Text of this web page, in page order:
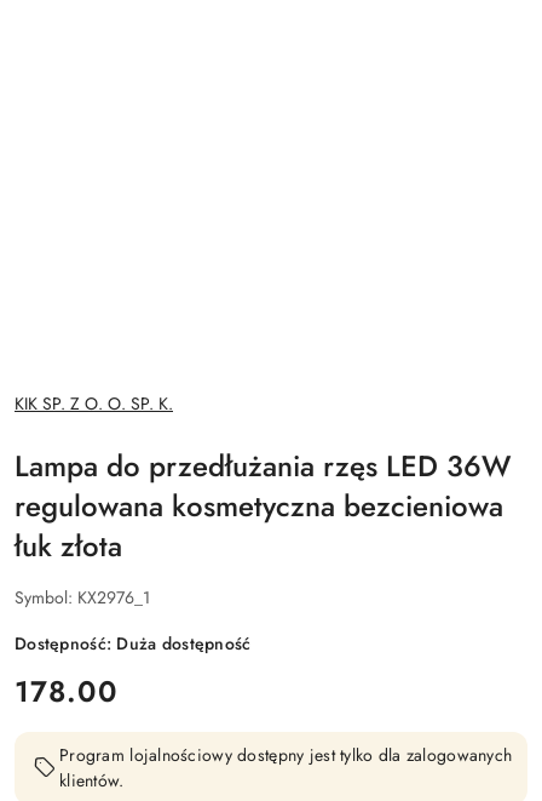
NAZWA
PRODUCENTA:
KIK SP. Z O. O. SP. K.
Lampa do przedłużania rzęs LED 36W
regulowana kosmetyczna bezcieniowa
łuk złota
Symbol: KX2976_1
Dostępność: Duża dostępność
cena:
178.00
Program lojalnościowy dostępny jest tylko dla zalogowanych
klientów.